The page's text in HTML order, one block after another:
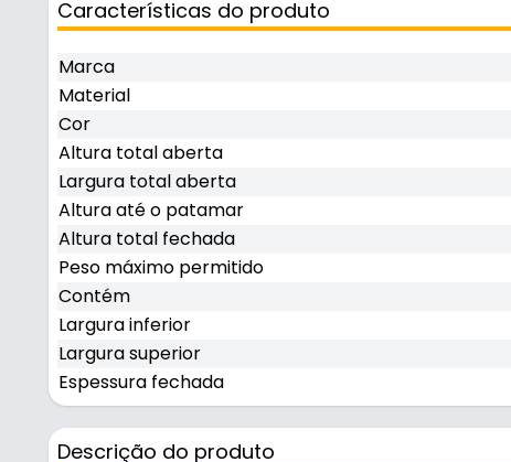
Características do produto
Marca
Material
Cor
Altura total aberta
Largura total aberta
Altura até o patamar
Altura total fechada
Peso máximo permitido
Contém
Largura inferior
Largura superior
Espessura fechada
Descrição do produto